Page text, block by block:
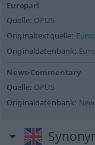
Europarl
Quelle: OPUS
Originaltextquelle:
Originaldatenbank:
News-Commentary
Quelle: OPUS
Originaldatenbank: